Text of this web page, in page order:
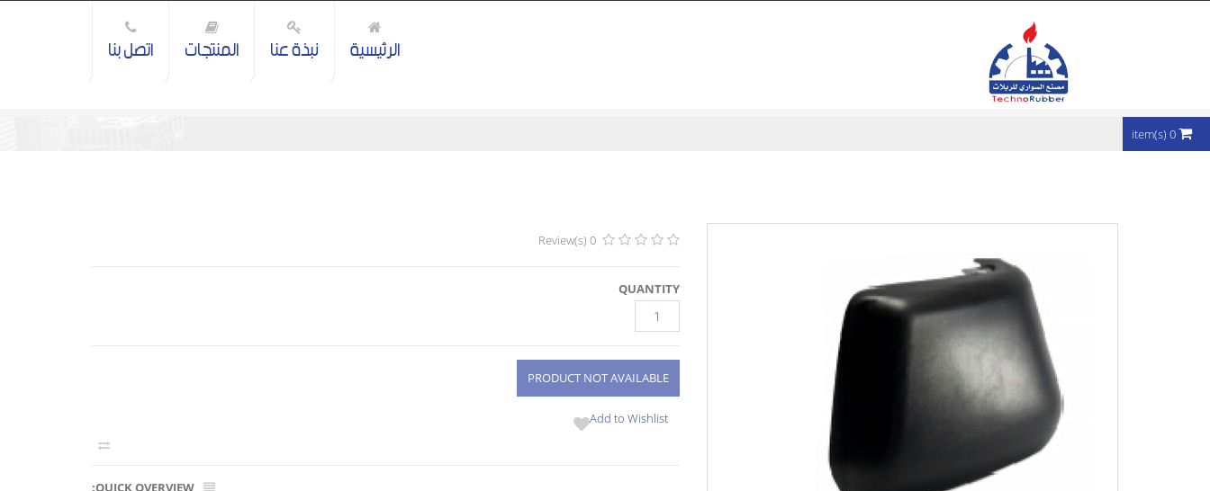
اتصل بنا المنتجات نبذة عنا الرئيسية
0 item(s)
0 Review(s)
‏QUANTITY ‏
Add to Wishlist